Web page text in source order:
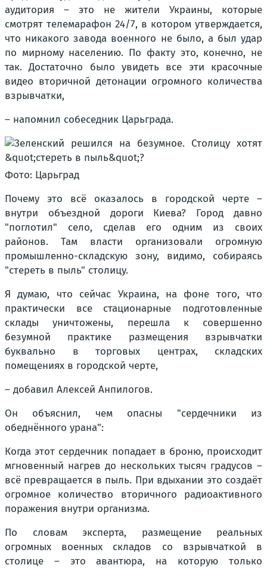
аудитория – это не жители Украины, которые
смотрят телемарафон 24/7, в котором утверждается,
что никакого завода военного не было, а был удар
по мирному населению. По факту это, конечно, не
так. Достаточно было увидеть все эти красочные
видео вторичной детонации огромного количества
взрывчатки,
– напомнил собеседник Царьграда.
Фото: Царьград
Почему это всё оказалось в городской черте –
внутри объездной дороги Киева? Город давно
"поглотил" село, сделав его одним из своих
районов. Там власти организовали огромную
промышленно-складскую зону, видимо, собираясь
"стереть в пыль" столицу.
Я думаю, что сейчас Украина, на фоне того, что
практически все стационарные подготовленные
склады уничтожены, перешла к совершенно
безумной практике размещения взрывчатки
буквально в торговых центрах, складских
помещениях в городской черте,
– добавил Алексей Анпилогов.
Он объяснил, чем опасны "сердечники из
обеднённого урана":
Когда этот сердечник попадает в броню, происходит
мгновенный нагрев до нескольких тысяч градусов –
всё превращается в пыль. При вдыхании это создаёт
огромное количество вторичного радиоактивного
поражения внутри организма.
По словам эксперта, размещение реальных
огромных военных складов со взрывчаткой в
столице – это авантюра, на которую только